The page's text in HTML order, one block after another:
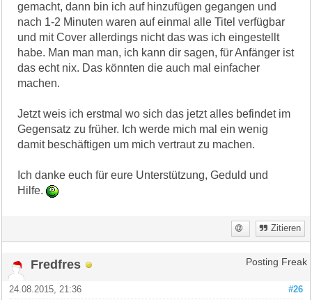
gemacht, dann bin ich auf hinzufügen gegangen und
nach 1-2 Minuten waren auf einmal alle Titel verfügbar
und mit Cover allerdings nicht das was ich eingestellt
habe. Man man man, ich kann dir sagen, für Anfänger ist
das echt nix. Das könnten die auch mal einfacher
machen.
Jetzt weis ich erstmal wo sich das jetzt alles befindet im
Gegensatz zu früher. Ich werde mich mal ein wenig
damit beschäftigen um mich vertraut zu machen.
Ich danke euch für eure Unterstützung, Geduld und
Hilfe.
Zitieren
Fredfres Posting Freak
#26
24.08.2015, 21:36